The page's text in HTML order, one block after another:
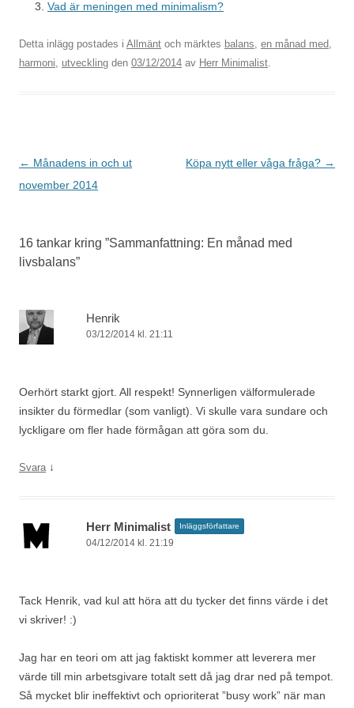
Vad är meningen med minimalism?
Detta inlägg postades i Allmänt och märktes balans en månad med
harmoni
utveckling den 03/12/2014 av Herr Minimalist
Inläggsnavigering
← Månadens in och ut
november 2014
Köpa nytt eller våga fråga? →
16 tankar kring ”Sammanfattning: En månad med
livsbalans”
Henrik
03/12/2014 kl. 21:11
Oerhört starkt gjort. All respekt! Synnerligen välformulerade
insikter du förmedlar (som vanligt). Vi skulle vara sundare och
lyckligare om fler hade förmågan att göra som du.
Svara ↓
Herr Minimalist Inläggsförfattare
04/12/2014 kl. 21:19
Tack Henrik, vad kul att höra att du tycker det finns värde i det
vi skriver! :)
Jag har en teori om att jag faktiskt kommer att leverera mer
värde till min arbetsgivare totalt sett då jag drar ned på tempot.
Så mycket blir ineffektivt och oprioriterat ”busy work” när man